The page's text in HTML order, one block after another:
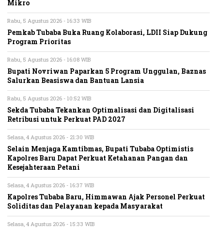
Mikro
Rabu, 5 Agustus 2026 - 16:33 WIB
Pemkab Tubaba Buka Ruang Kolaborasi, LDII Siap Dukung
Program Prioritas
Rabu, 5 Agustus 2026 - 16:08 WIB
Bupati Novriwan Paparkan 5 Program Unggulan, Baznas
Salurkan Beasiswa dan Bantuan Lansia
Rabu, 5 Agustus 2026 - 10:52 WIB
Sekda Tubaba Tekankan Optimalisasi dan Digitalisasi
Retribusi untuk Perkuat PAD 2027
Selasa, 4 Agustus 2026 - 21:30 WIB
Selain Menjaga Kamtibmas, Bupati Tubaba Optimistis
Kapolres Baru Dapat Perkuat Ketahanan Pangan dan
Kesejahteraan Petani
Selasa, 4 Agustus 2026 - 16:37 WIB
Kapolres Tubaba Baru, Himmawan Ajak Personel Perkuat
Soliditas dan Pelayanan kepada Masyarakat
Selasa, 4 Agustus 2026 - 15:33 WIB